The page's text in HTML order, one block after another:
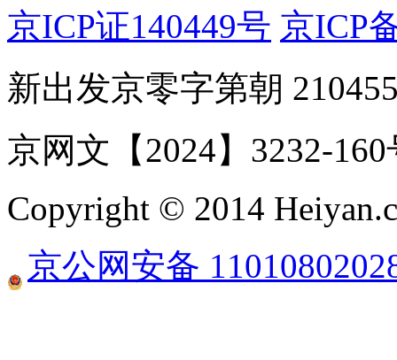
京ICP证140449号 京ICP
新出发京零字第朝
京网文【2024】3232-160
Copyright © 2014
京公网安备